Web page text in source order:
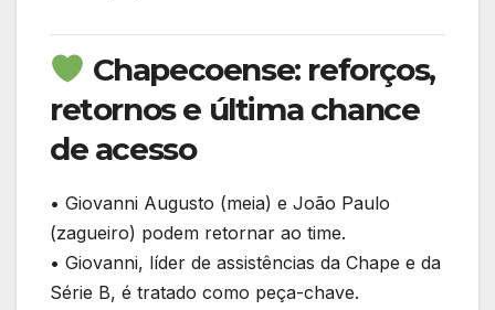
Chapecoense: reforços,
retornos e última chance
de acesso
• Giovanni Augusto (meia) e João Paulo
(zagueiro) podem retornar ao time.
• Giovanni, líder de assistências da Chape e da
Série B, é tratado como peça-chave.